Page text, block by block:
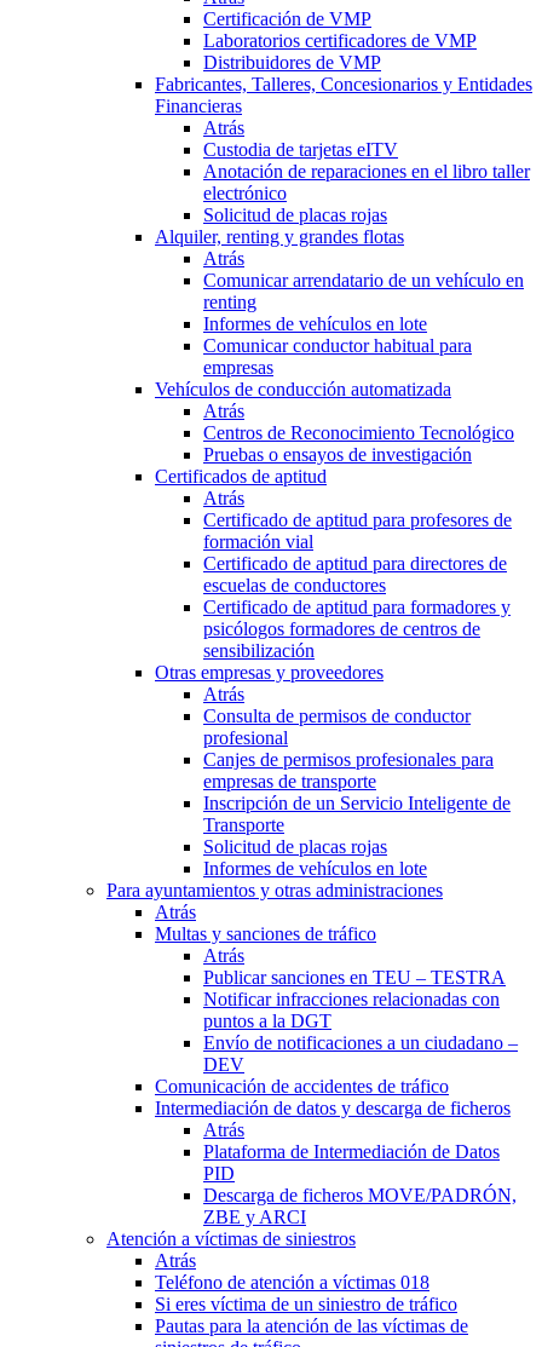
Certificación de VMP
Laboratorios certificadores de VMP
Distribuidores de VMP
Fabricantes, Talleres, Concesionarios y Entidades
Financieras
Atrás
Custodia de tarjetas eITV
Anotación de reparaciones en el libro taller
electrónico
Solicitud de placas rojas
Alquiler, renting y grandes flotas
Atrás
Comunicar arrendatario de un vehículo en
renting
Informes de vehículos en lote
Comunicar conductor habitual para
empresas
Vehículos de conducción automatizada
Atrás
Centros de Reconocimiento Tecnológico
Pruebas o ensayos de investigación
Certificados de aptitud
Atrás
Certificado de aptitud para profesores de
formación vial
Certificado de aptitud para directores de
escuelas de conductores
Certificado de aptitud para formadores y
psicólogos formadores de centros de
sensibilización
Otras empresas y proveedores
Atrás
Consulta de permisos de conductor
profesional
Canjes de permisos profesionales para
empresas de transporte
Inscripción de un Servicio Inteligente de
Transporte
Solicitud de placas rojas
Informes de vehículos en lote
Para ayuntamientos y otras administraciones
Atrás
Multas y sanciones de tráfico
Atrás
Publicar sanciones en TEU – TESTRA
Notificar infracciones relacionadas con
puntos a la DGT
Envío de notificaciones a un ciudadano –
DEV
Comunicación de accidentes de tráfico
Intermediación de datos y descarga de ficheros
Atrás
Plataforma de Intermediación de Datos
PID
Descarga de ficheros MOVE/PADRÓN,
ZBE y ARCI
Atención a víctimas de siniestros
Atrás
Teléfono de atención a víctimas 018
Si eres víctima de un siniestro de tráfico
Pautas para la atención de las víctimas de